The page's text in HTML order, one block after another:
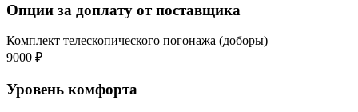
Опции за доплату от поставщика
Комплект телескопического погонажа (доборы)
9000 ₽
Уровень комфорта